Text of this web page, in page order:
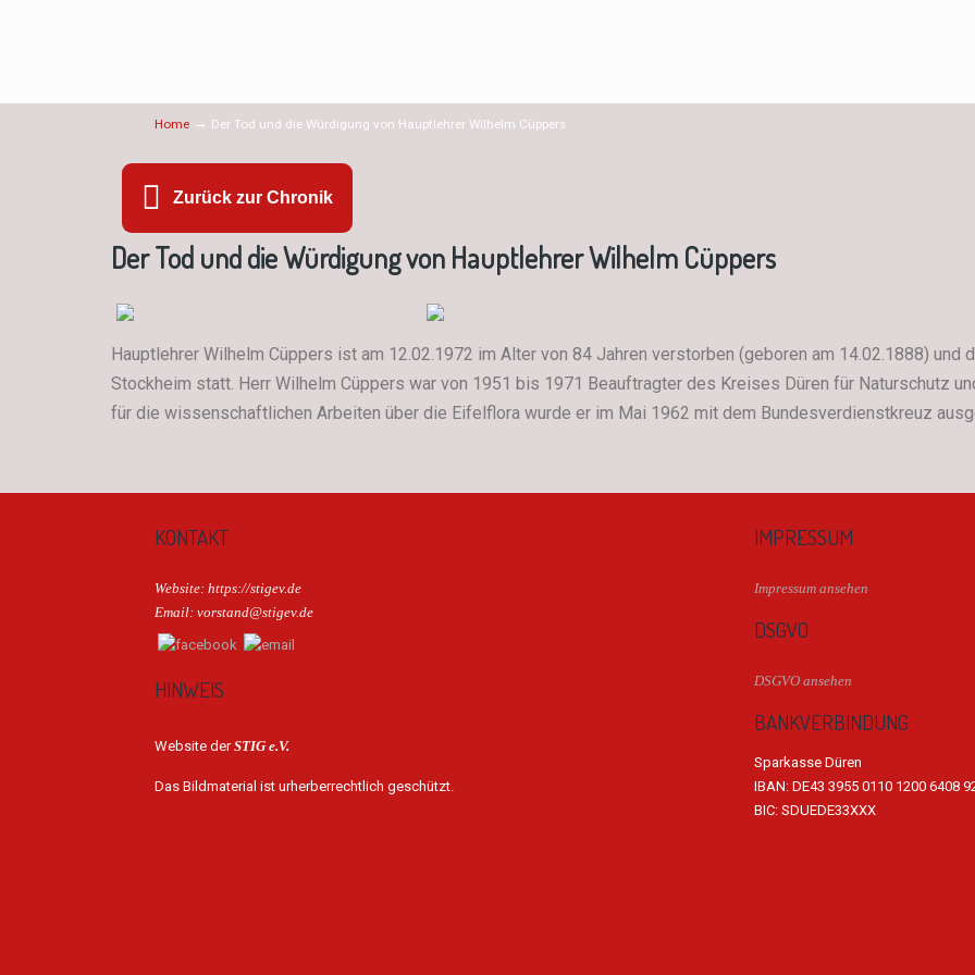
Home → Der Tod und die Würdigung von Hauptlehrer Wilhelm Cüppers
Zurück zur Chronik
Der Tod und die Würdigung von Hauptlehrer Wilhelm Cüppers
Hauptlehrer Wilhelm Cüppers ist am 12.02.1972 im Alter von 84 Jahren verstorben (geboren am 14.02.1888)
Stockheim statt. Herr Wilhelm Cüppers war von 1951 bis 1971 Beauftragter des Kreises Düren für Naturschutz
für die wissenschaftlichen Arbeiten über die Eifelflora wurde er im Mai 1962 mit dem Bundesverdienstkreuz
KONTAKT
Website: https://stigev.de
Email: vorstand@stigev.de
HINWEIS
Website derSTIG e.V.
Das Bildmaterial ist urherberrechtlich geschützt.
IMPRESSUM
Impressum ansehen
DSGVO
DSGVO ansehen
BANKVERBINDUNG
Sparkasse Düren
IBAN: DE43 3955 0110 1200 6408
BIC: SDUEDE33XXX